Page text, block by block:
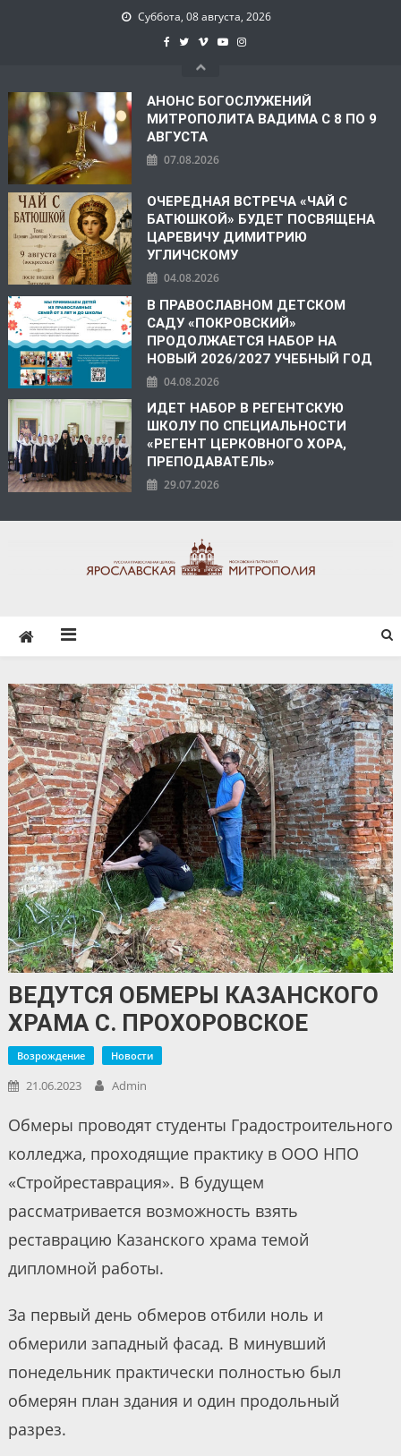
Суббота, 08 августа, 2026
АНОНС БОГОСЛУЖЕНИЙ
МИТРОПОЛИТА ВАДИМА С 8 ПО 9
АВГУСТА
07.08.2026
ОЧЕРЕДНАЯ ВСТРЕЧА «ЧАЙ С
БАТЮШКОЙ» БУДЕТ ПОСВЯЩЕНА
ЦАРЕВИЧУ ДИМИТРИЮ
УГЛИЧСКОМУ
04.08.2026
В ПРАВОСЛАВНОМ ДЕТСКОМ
САДУ «ПОКРОВСКИЙ»
ПРОДОЛЖАЕТСЯ НАБОР НА
НОВЫЙ 2026/2027 УЧЕБНЫЙ ГОД
04.08.2026
ИДЕТ НАБОР В РЕГЕНТСКУЮ
ШКОЛУ ПО СПЕЦИАЛЬНОСТИ
«РЕГЕНТ ЦЕРКОВНОГО ХОРА,
ПРЕПОДАВАТЕЛЬ»
29.07.2026
ВЕДУТСЯ ОБМЕРЫ КАЗАНСКОГО
ХРАМА С. ПРОХОРОВСКОЕ
Возрождение Новости
21.06.2023 Admin
Обмеры проводят студенты Градостроительного
колледжа, проходящие практику в ООО НПО
«Стройреставрация». В будущем
рассматривается возможность взять
реставрацию Казанского храма темой
дипломной работы.
За первый день обмеров отбили ноль и
обмерили западный фасад. В минувший
понедельник практически полностью был
обмерян план здания и один продольный
разрез.